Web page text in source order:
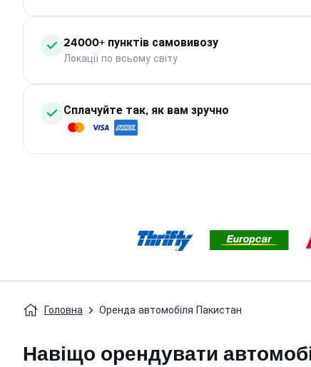
24000+ пунктів самовивозу
Локації по всьому світу
Сплачуйте так, як вам зручно
Головна Оренда автомобіля Пакистан
Навіщо орендувати